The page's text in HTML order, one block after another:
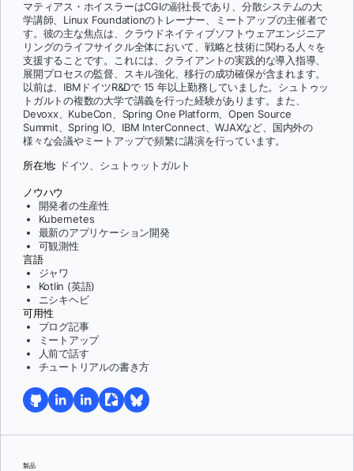
サインイン
マティアス・ホイスラーはCGIの副社長であり、分散システムの大
学講師、Linux Foundationのトレーナー、ミートアップの主催者で
す。彼の主な焦点は、クラウドネイティブソフトウェアエンジニア
リングのライフサイクル全体において、戦略と技術に関わる人々を
支援することです。これには、クライアントの実践的な導入指導、
展開プロセスの監督、スキル強化、移行の成功確保が含まれます。
以前は、IBMドイツR&Dで 15 年以上勤務していました。シュトゥッ
トガルトの複数の大学で講義を行った経験があります。また、
Devoxx、KubeCon、Spring One Platform、Open Source
Summit、Spring IO、IBM InterConnect、WJAXなど、国内外の
様々な会議やミートアップで頻繁に講演を行っています。
所在地: ドイツ、シュトゥットガルト
ノウハウ
開発者の生産性
Kubernetes
最新のアプリケーション開発
可観測性
言語
ジャワ
Kotlin (英語)
ニシキヘビ
可用性
ブログ記事
ミートアップ
人前で話す
チュートリアルの書き方
製品